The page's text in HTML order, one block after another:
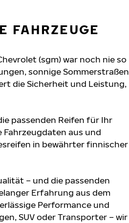
FAHRZEUGE
(sgm) war noch nie so
sonnige Sommerstraßen
die Sicherheit und Leistung,
passenden Reifen für Ihr
Fahrzeugdaten aus und
in bewährter finnischer
– und die passenden
Erfahrung aus dem
Performance und
SUV oder Transporter – wir